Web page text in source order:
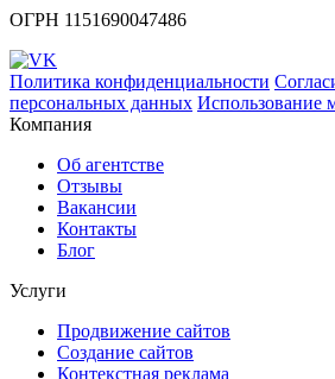
ОГРН 1151690047486
Политика конфиденциальности
персональных данных Использование
Компания
Об агентстве
Отзывы
Вакансии
Контакты
Блог
Услуги
Продвижение сайтов
Создание сайтов
Контекстная реклама